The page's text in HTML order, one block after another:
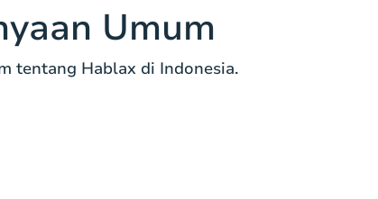
Umum
tentang Hablax di Indonesia.